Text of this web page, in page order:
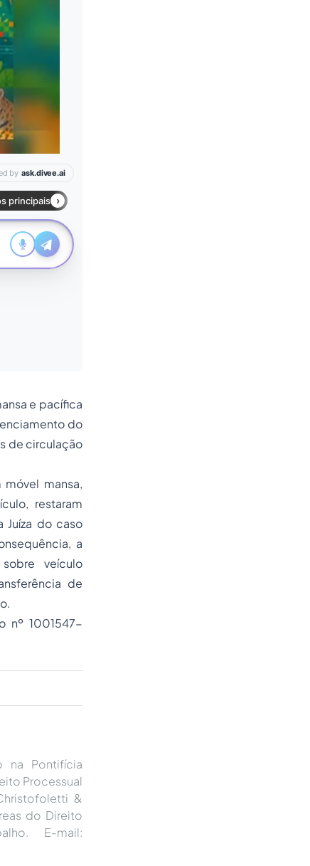
e pacífica
do
de circulação
mansa,
restaram
Juíza do caso
a
veículo
de
nº 1001547-
na Pontifícia
Processual
&
do Direito
E-mail: